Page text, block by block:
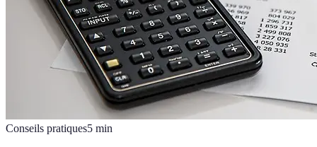
Conseils pratiques5 min